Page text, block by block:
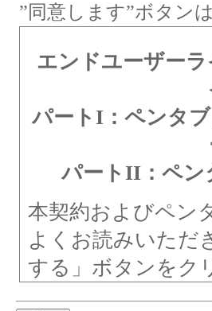
”同意します”ボタン
エンドユーザー
パートI：ペンタ
パートII：ペン
本契約およびペン
よくお読みいただ
する」ボタンをク
ンストールするこ